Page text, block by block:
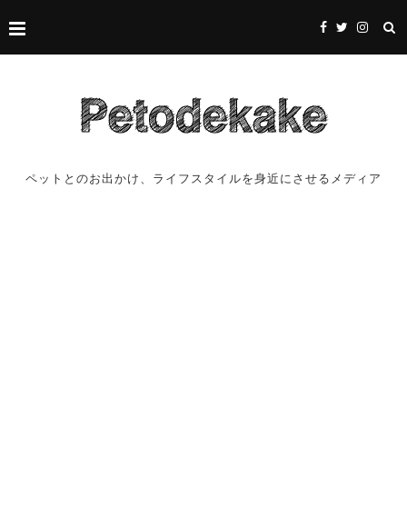
ペットとのお出かけ、ライフスタイルを身近にさせるメディア